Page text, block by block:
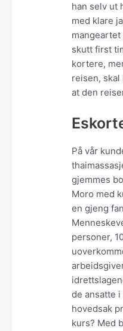
han selv ut
med klare
skutt first
kortere,
reisen,
at den
På vår
gjemmes
Moro med
en gjeng
personer,
de ansatte
hovedsak
kurs? Med